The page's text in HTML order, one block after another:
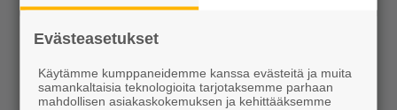
Näytä lisätiedot
Evästeasetukset
Käytämme kumppaneidemme kanssa evästeitä ja muita
samankaltaisia teknologioita tarjotaksemme parhaan
mahdollisen asiakaskokemuksen ja kehittääksemme